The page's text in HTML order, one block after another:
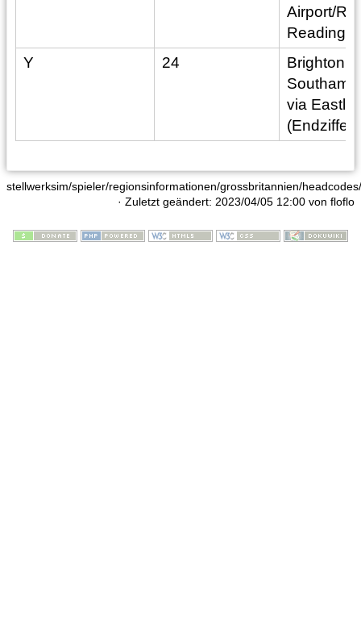
Airport/
Reading
Y
24
Brighton -
via
stellwerksim/spieler/regionsinformationen/grossbritannien/
· Zuletzt geändert: 2023/04/05 12:00 von floflo